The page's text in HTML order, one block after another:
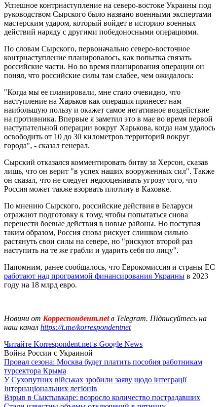
Успешное контрнаступление на северо-востоке Украины под
руководством Сырского было названо военными экспертами
мастерским ударом, который войдет в историю военных
действий наряду с другими победоносными операциями.
По словам Сырского, первоначально северо-восточное
контрнаступление планировалось, как попытка связать
российские части. Но во время планирования операции он
понял, что российские силы там слабее, чем ожидалось:
"Когда мы ее планировали, мне стало очевидно, что
наступление на Харьков как операция принесет нам
наибольшую пользу и окажет самое негативное воздействие
на противника. Впервые я заметил это в мае во время первой
наступательной операции вокруг Харькова, когда нам удалось
освободить от 10 до 30 километров территорий вокруг
города", - сказал генерал.
Сырский отказался комментировать битву за Херсон, сказав
лишь, что он верит "в успех наших вооруженных сил". Также
он сказал, что не следует недооценивать угрозу того, что
Россия может также взорвать плотину в Каховке.
По мнению Сырского, российские действия в Беларуси
отражают подготовку к тому, чтобы попытаться снова
перенести боевые действия в новые районы. Но поступая
таким образом, Россия снова рискует слишком сильно
растянуть свои силы на севере, но "рискуют второй раз
наступить на те же грабли и ударить себя по лицу".
Напомним, ранее сообщалось, что Еврокомиссия и страны ЕС
работают над программой финансирования Украины в 2023
году на 18 млрд евро.
Новини от Корреспондент.netв Telegram. Підписуйтесь на
наш канал https://t.me/korrespondentnet
Читайте Korrespondent.net в Google News
Война России с Украиной
Провал сезона: Москва будет платить пособия работникам
турсектора Крыма
У Сухопутних військах зробили заяву щодо інтеграції
Інтернаціональних легіонів
Взрыв в Сыктывкаре: возросло количество пострадавших